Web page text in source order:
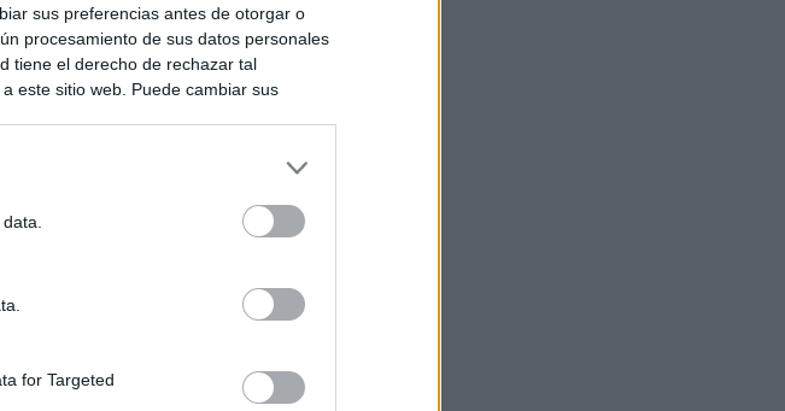
sus preferencias antes de otorgar o
procesamiento de sus datos personales
tiene el derecho de rechazar tal
este sitio web. Puede cambiar sus
for Targeted